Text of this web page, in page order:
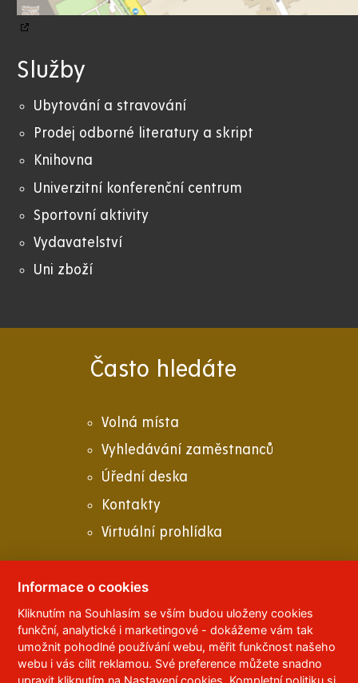
Služby
Ubytování a stravování
Prodej odborné literatury a skript
Knihovna
Univerzitní konferenční centrum
Sportovní aktivity
Vydavatelství
Uni zboží
Často hledáte
Volná místa
Vyhledávání zaměstnanců
Úřední deska
Kontakty
Virtuální prohlídka
© 2023 Univerzita Pardubice,Studentská 95
532 10 Pardubice 2
Telefon: 466 036 111, 466 036 112, 466 036 113
Informace o cookies
Kliknutím na Souhlasím se vším budou uloženy cookies
funkční, analytické i marketingové - dokážeme vám tak
umožnit pohodlné používání webu, měřit funkčnost našeho
webu i vás cílit reklamou. Své preference můžete snadno
upravit kliknutím na Nastavení cookies. Kompletní politiku si